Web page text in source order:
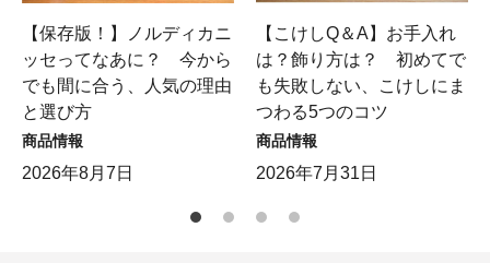
【保存版！】ノルディカニ
ッセってなあに？ 今から
でも間に合う、人気の理由
と選び方
商品情報
2026年8月7日
【こけしQ＆A】お手入れ
は？飾り方は？ 初めてで
も失敗しない、こけしにま
つわる5つのコツ
商品情報
2026年7月31日